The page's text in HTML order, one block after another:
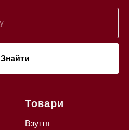
Знайти
Товари
Взуття